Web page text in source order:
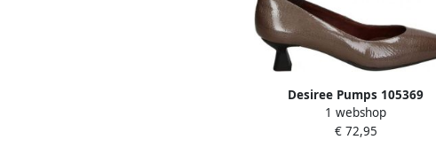
Desiree Pumps 105369
1 webshop
€ 72,95